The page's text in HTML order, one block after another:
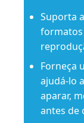
Suporta
formatos
Forneça
ajudá-lo
aparar,
antes de